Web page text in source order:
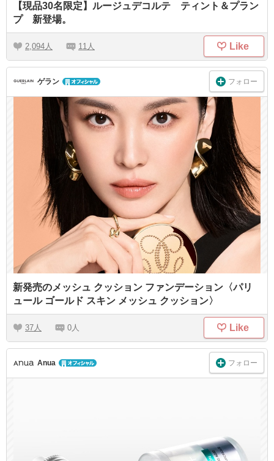
【現品30名限定】ルージュデコルテ ティント＆プラン
プ 新登場。
2,094 11 Like
ゲラン フォロー
新発売のメッシュ クッション ファンデーション〈パリ
ュール ゴールド スキン メッシュ クッション〉
37 0 Like
Anua フォロー